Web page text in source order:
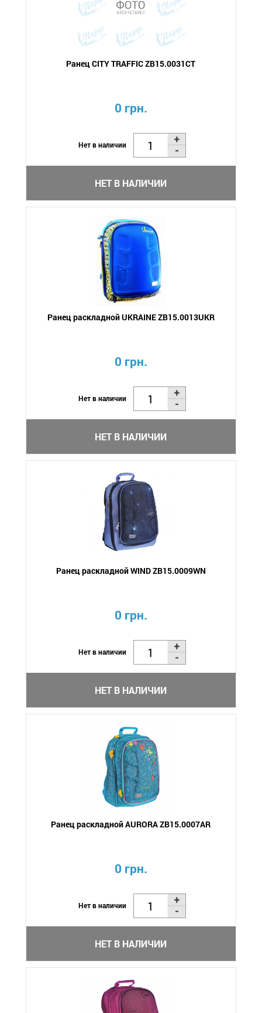
Ранец CITY TRAFFIC ZB15.0031CT
0 грн.
Нет в наличии
НЕТ В НАЛИЧИИ
Ранец раскладной UKRAINE ZB15.0013UKR
0 грн.
Нет в наличии
НЕТ В НАЛИЧИИ
Ранец раскладной WIND ZB15.0009WN
0 грн.
Нет в наличии
НЕТ В НАЛИЧИИ
Ранец раскладной AURORA ZB15.0007AR
0 грн.
Нет в наличии
НЕТ В НАЛИЧИИ